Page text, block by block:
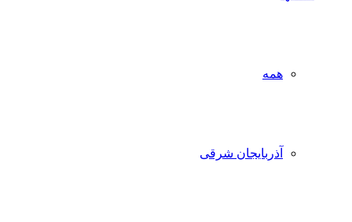
همه
آذربایجان شرقی